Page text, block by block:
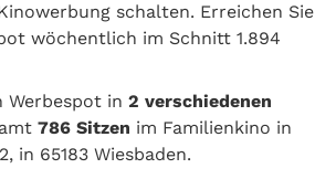
schalten. Erreichen Sie
wöchentlich im Schnitt 1.894
Werbespot in 2 verschiedenen
786 Sitzen im Familienkino in
in 65183 Wiesbaden.